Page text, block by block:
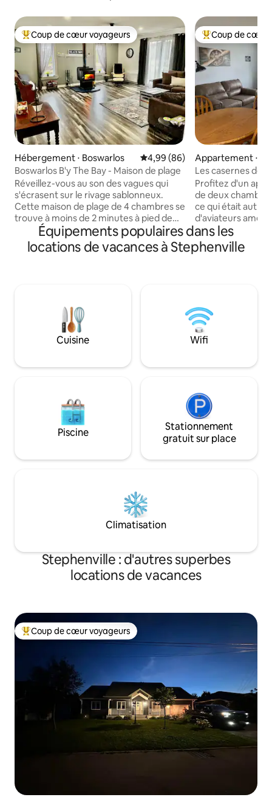
Coups de cœur voyageurs les plus appréciés
Coup de cœur voyageurs
Hébergement ⋅ Boswarlos Évaluation moyenne sur la
4,99 (86)
Boswarlos B'y The Bay - Maison de plage
Réveillez-vous au son des vagues qui
s'écrasent sur le rivage sablonneux.
Cette maison de plage de 4 chambres se
trouve à moins de 2 minutes à pied de
l'océan. 1 lit King Size, 2 lits Queen Size et
1 lit double. Télévision connectée de 65
pouces, poêle à bois et grand canapé
terrasse avec chaises de patio et
barbecue au propane. Foyer. Hamac. À
20 min en voiture de Stephenville :
épiceries, shopping, restaurants. À
aux-Basques. Interdiction de fumer et
Coups de cœur
Coup de cœur
Appartement ⋅
Les casernes des
Profitez d'un
de deux
ce qui était
d'aviateurs
pied de
sommes dans la
affectueusement
distance de
et de la culture,
de l'aire de jeux,
la salle de sport,
Équipements populaires dans les
locations de vacances à Stephenville
Cuisine Wifi
Piscine
Stationnement
gratuit sur place
Climatisation
Stephenville : d'autres superbes
locations de vacances
Coups de cœur voyageurs les plus appréciés
Coup de cœur voyageurs